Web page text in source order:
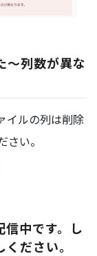
〜列数が異な
イルの列は削除
い。
信中です。し
ださい。